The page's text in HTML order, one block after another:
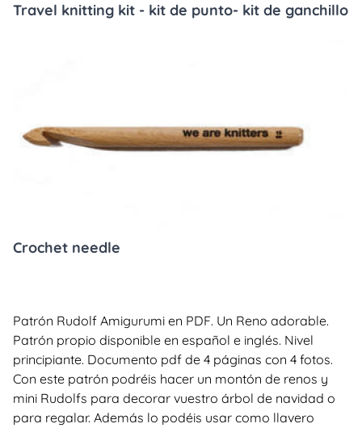
Travel knitting kit - kit de punto- kit de ganchillo
Crochet needle
Patrón Rudolf Amigurumi en PDF. Un Reno adorable.
Patrón propio disponible en español e inglés. Nivel
principiante. Documento pdf de 4 páginas con 4 fotos.
Con este patrón podréis hacer un montón de renos y
mini Rudolfs para decorar vuestro árbol de navidad o
para regalar. Además lo podéis usar como llavero